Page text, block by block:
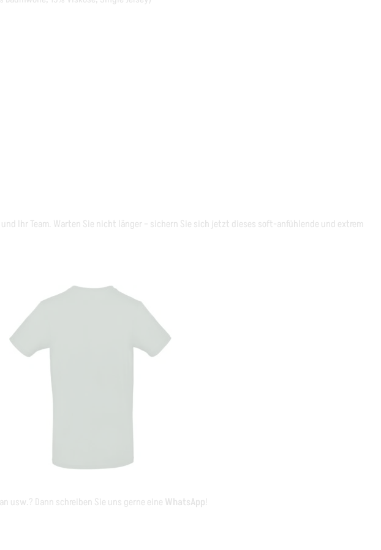
Ihr Team. Warten Sie nicht länger – sichern Sie sich jetzt dieses soft-anfühlende und extrem
usw.? Dann schreiben Sie uns gerne eine WhatsApp!